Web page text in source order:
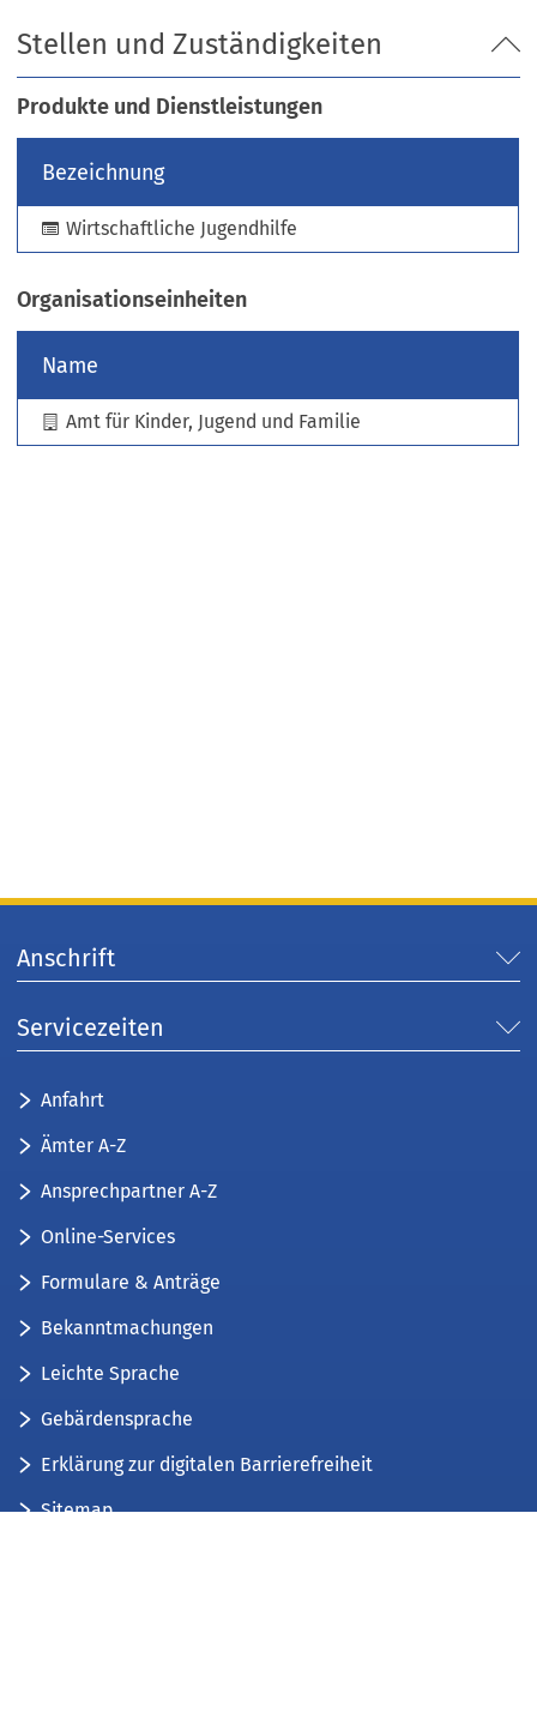
e
m
n
e
n
T
a
)
Stellen und Zuständigkeiten
Produkte und Dienstleistungen
Bezeichnung
Wirtschaftliche Jugendhilfe
Organisationseinheiten
Name
Amt für Kinder, Jugend und Familie
Anschrift
Servicezeiten
Anfahrt
Ämter A-Z
Ansprechpartner A-Z
Online-Services
Formulare & Anträge
Bekanntmachungen
Leichte Sprache
Gebärdensprache
Erklärung zur digitalen Barrierefreiheit
Sitemap